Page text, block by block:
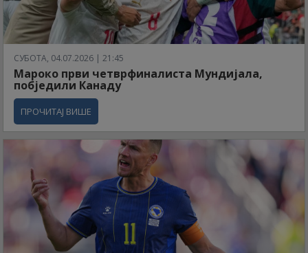
СУБОТА, 04.07.2026 | 21:45
Мароко први четврфиналиста Мундијала,
побједили Канаду
ПРОЧИТАЈ ВИШЕ